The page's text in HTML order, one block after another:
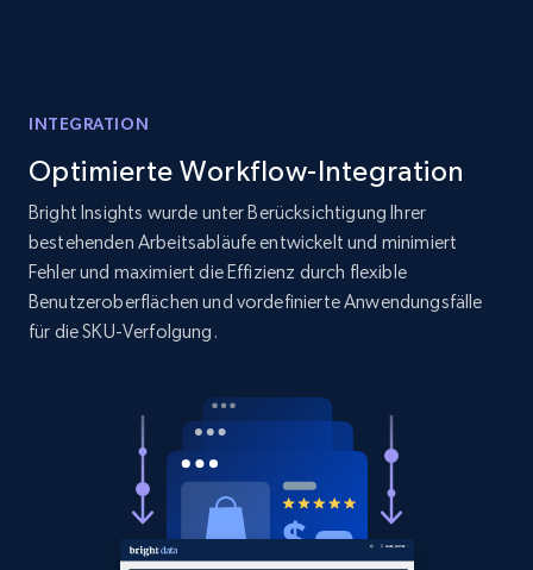
Amazon products search
Asin, URL, Name, Sponsored, Initial price, Final
price, Currency, Sold, and more.
1.6K+ 181+
URL, Product id, Title, Product description,
Rating, Reviews count, Initial price, Discount,
INTEGRATION
Optimierte Workflow-Integration
Bright Insights wurde unter Berücksichtigung Ihrer
bestehenden Arbeitsabläufe entwickelt und minimiert
Fehler und maximiert die Effizienz durch flexible
Benutzeroberflächen und vordefinierte Anwendungsfälle
für die SKU-Verfolgung.